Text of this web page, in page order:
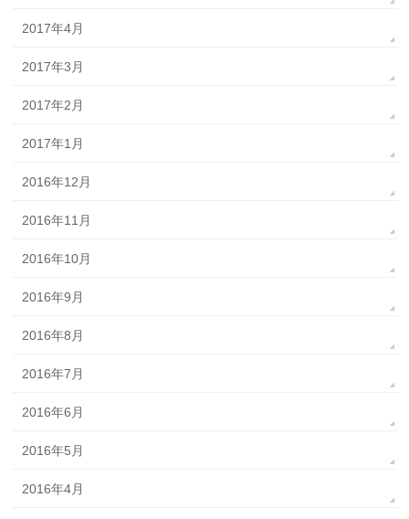
2017年4月
2017年3月
2017年2月
2017年1月
2016年12月
2016年11月
2016年10月
2016年9月
2016年8月
2016年7月
2016年6月
2016年5月
2016年4月